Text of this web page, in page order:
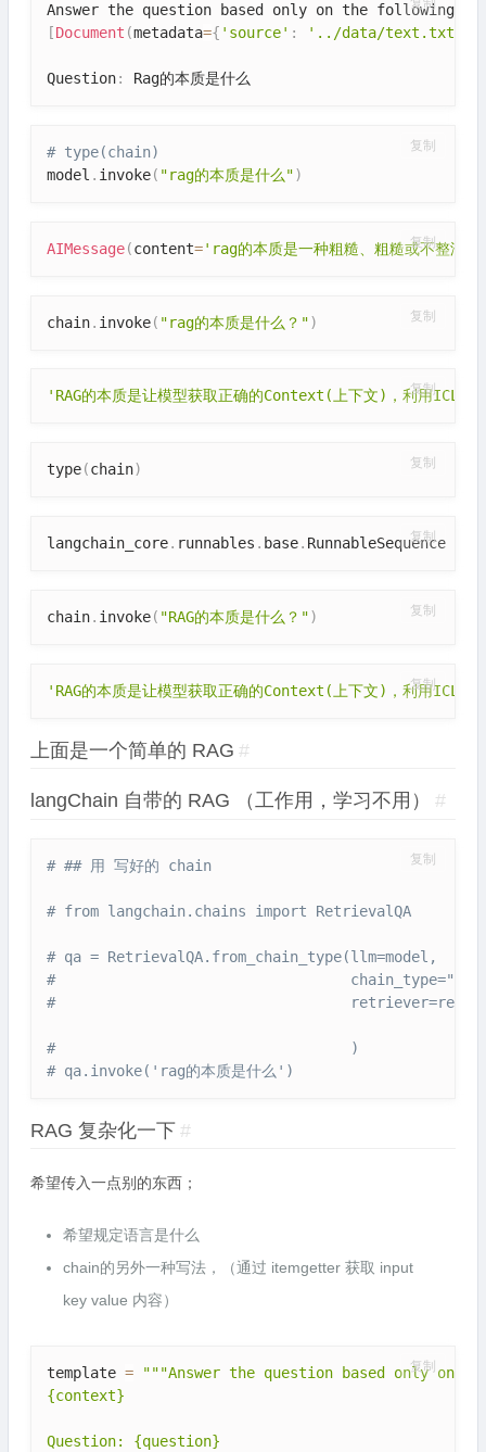
Answer the question based only on the following
[Document (metadata={ 'source' : '../data/text.txt'
Question: Rag的本质是什么
复制
# type(chain)
model . invoke( "rag的本质是什么")
复制
AIMessage(content='rag的本质是一种粗糙、粗糙或不整洁
复制
chain. invoke( "rag的本质是什么？") 复制
'RAG的本质是让模型获取正确的Context(上下文)，利用
复制
type(chain) 复制
langchain_core. runnables . base. RunnableSequence
复制
chain. invoke( "RAG的本质是什么？") 复制
'RAG的本质是让模型获取正确的Context(上下文)，利用
复制
上面是一个简单的 RAG #
langChain 自带的 RAG （工作用，学习不用） #
# ## 用 写好的 chain
# from langchain.chains import RetrievalQA
# qa = RetrievalQA.from_chain_type(llm=model,
#
#
#                                  )
# qa.invoke('rag的本质是什么')
复制
RAG 复杂化一下 #
希望传入一点别的东西；
希望规定语言是什么
chain的另外一种写法，（通过 itemgetter 获取 input
key value 内容）
template =
"""Answer the question based only on
{context}
Question: {question}
复制